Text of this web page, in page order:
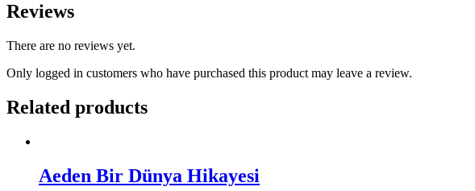
Reviews
There are no reviews yet.
Only logged in customers who have purchased this product may leave a review.
Related products
Aeden Bir Dünya Hikayesi